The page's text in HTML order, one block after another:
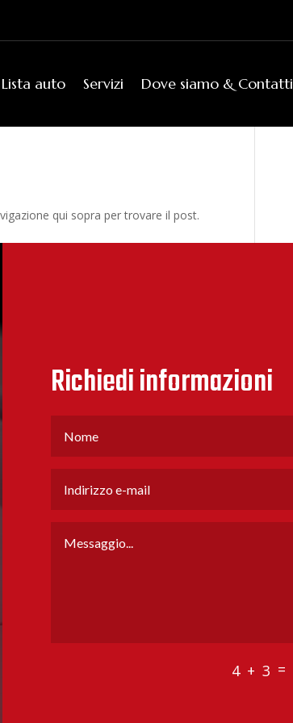
Lista auto Servizi Dove siamo & Contatti
qui sopra per trovare il post.
Richiedi informazioni
4 + 3 =